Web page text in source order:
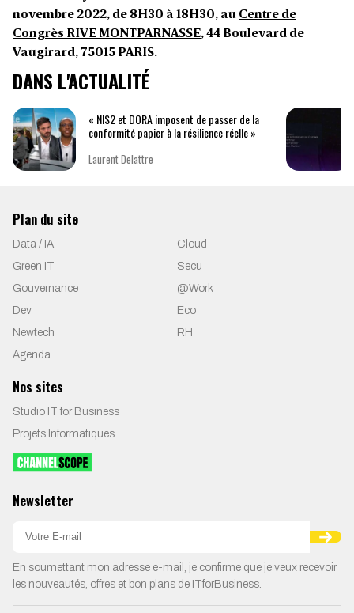
novembre 2022, de 8H30 à 18H30, au Centre de
Congrès RIVE MONTPARNASSE, 44 Boulevard de
Vaugirard, 75015 PARIS.
DANS L'ACTUALITÉ
« NIS2 et DORA imposent de passer de la
conformité papier à la résilience réelle »
Laurent Delattre
Plan du site
Data / IA
Cloud
Green IT
Secu
Gouvernance
@Work
Dev
Eco
Newtech
RH
Agenda
Nos sites
Studio IT for Business
Projets Informatiques
Newsletter
En soumettant mon adresse e-mail, je confirme que je veux recevoir
les nouveautés, offres et bon plans de ITforBusiness.